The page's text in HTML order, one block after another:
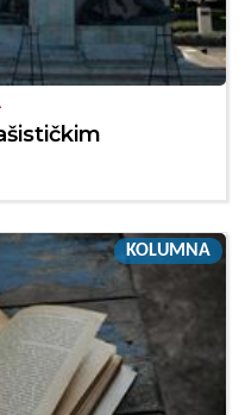
KOLUMNA